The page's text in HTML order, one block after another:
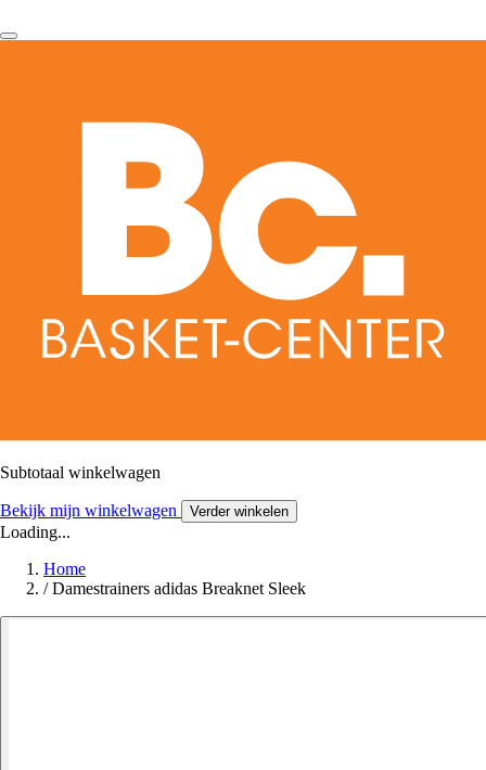
Subtotaal winkelwagen
Bekijk mijn winkelwagen Verder winkelen
Loading...
Home
/ Damestrainers adidas Breaknet Sleek